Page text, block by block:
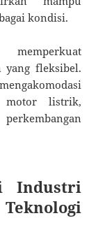
kondisi.
yang fleksibel.
motor listrik,
Industri